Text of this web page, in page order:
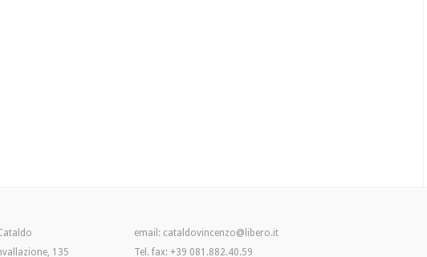
135
email: cataldovincenzo@libero.it
Tel. fax: +39 081.882.40.59